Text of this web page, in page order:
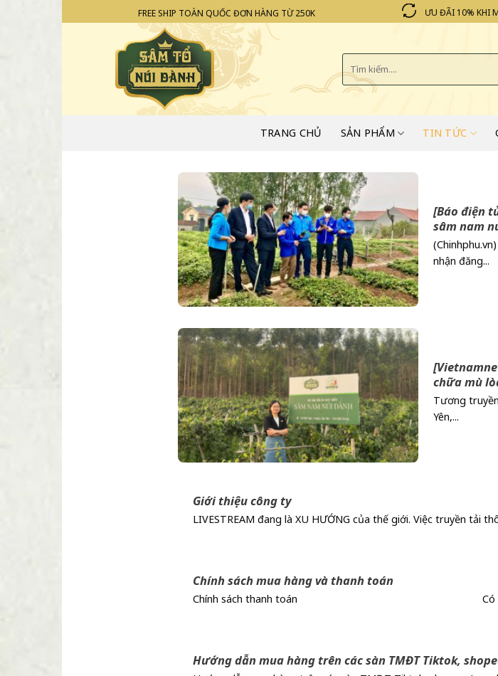
to
FREE SHIP TOÀN QUỐC ĐƠN HÀNG TỪ 250K ƯU ĐÃI 10% KHI
Tìm
kiếm:
TRANG CHỦ SẢN PHẨM TIN TỨC
[Báo điện
sâm nam
nhận đăng...
chữa mù
Tương
Yên,...
Giới thiệu công ty
LIVESTREAM đang là XU HƯỚNG của thế giới. Việc truyền tải
Chính sách mua hàng và thanh toán
Chính sách thanh toán Có 3 hình thức
Hướng dẫn mua hàng trên các sàn TMĐT Tiktok,